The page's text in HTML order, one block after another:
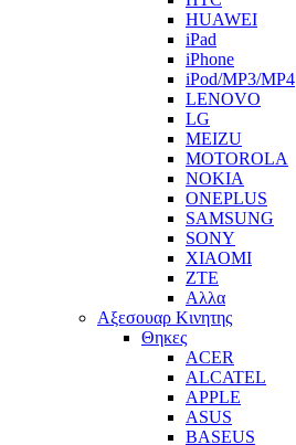
HUAWEI
iPad
iPhone
iPod/MP3/MP4
LENOVO
LG
MEIZU
MOTOROLA
NOKIA
ONEPLUS
SAMSUNG
SONY
XIAOMI
ZTE
Αλλα
Αξεσουαρ Κινητης
Θηκες
ACER
ALCATEL
APPLE
ASUS
BASEUS